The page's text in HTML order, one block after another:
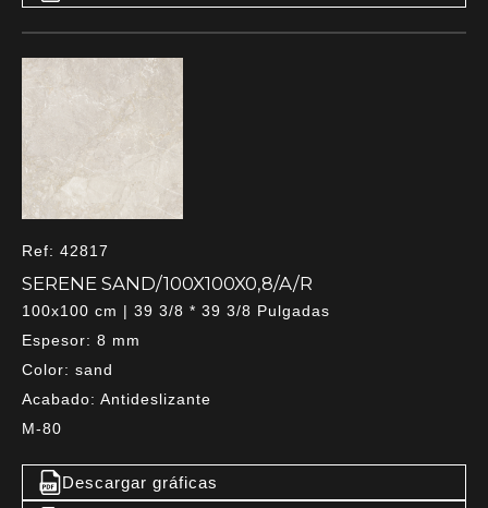
Ref: 42817
SERENE SAND/100X100X0,8/A/R
100x100 cm | 39 3/8 * 39 3/8 Pulgadas
Espesor: 8 mm
Color: sand
Acabado: Antideslizante
M-80
Descargar gráficas